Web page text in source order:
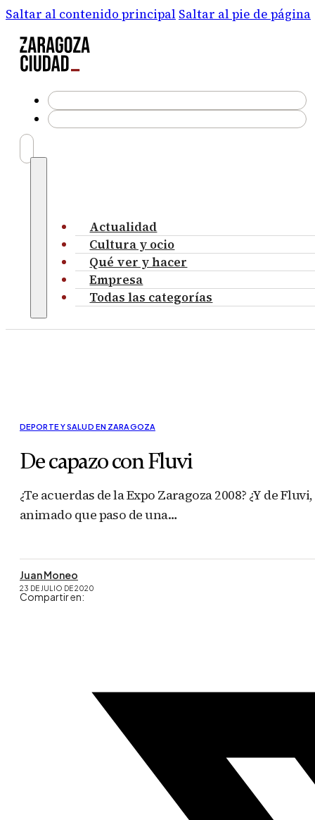
Saltar al contenido principal Saltar al pie de página
Actualidad
Cultura y ocio
Qué ver y hacer
Empresa
Todas las categorías
DEPORTE Y SALUD EN ZARAGOZA
De capazo con Fluvi
¿Te acuerdas de la Expo Zaragoza 2008? ¿Y de
animado que paso de una…
Juan Moneo
23 DE JULIO DE 2020
Compartir en: